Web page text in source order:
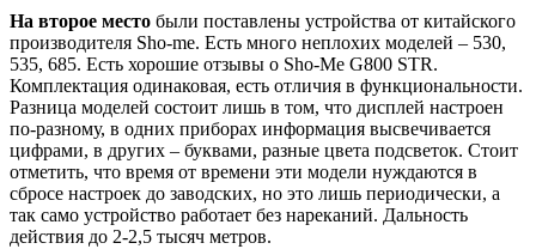
На второе место были поставлены устройства от китайского
производителя Sho-me. Есть много неплохих моделей – 530,
535, 685. Есть хорошие отзывы о Sho-Me G800 STR.
Комплектация одинаковая, есть отличия в функциональности.
Разница моделей состоит лишь в том, что дисплей настроен
по-разному, в одних приборах информация высвечивается
цифрами, в других – буквами, разные цвета подсветок. Стоит
отметить, что время от времени эти модели нуждаются в
сбросе настроек до заводских, но это лишь периодически, а
так само устройство работает без нареканий. Дальность
действия до 2-2,5 тысяч метров.